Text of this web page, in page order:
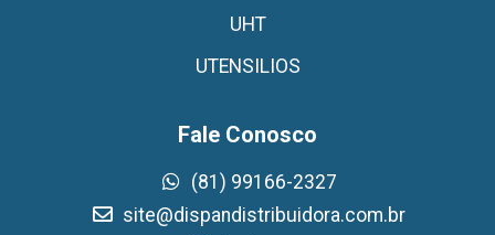
UHT
UTENSILIOS
Fale Conosco
(81) 99166-2327
site@dispandistribuidora.com.br